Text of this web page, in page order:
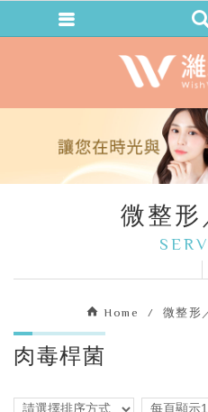
微整形
Home 微整形
肉毒桿菌